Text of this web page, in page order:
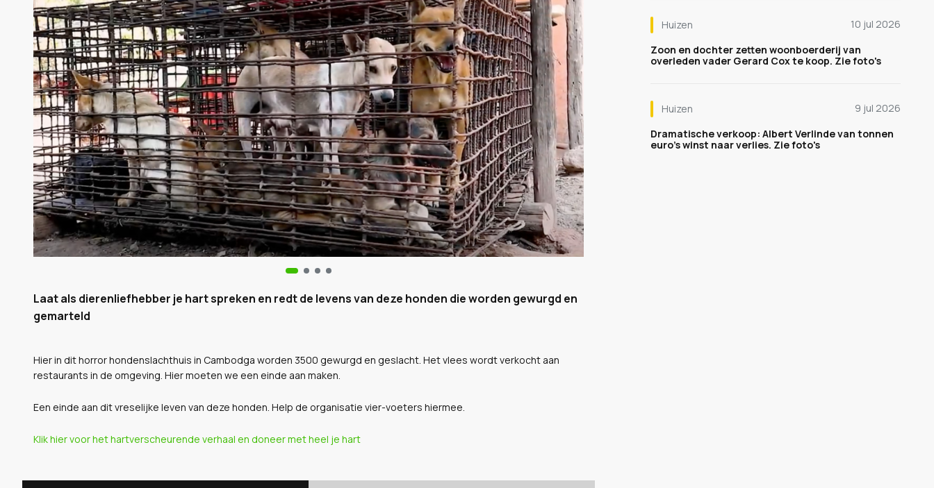
Laat als dierenliefhebber je hart spreken en redt de levens van deze honden die worden gewurgd en
gemarteld
Hier in dit horror hondenslachthuis in Cambodga worden 3500 gewurgd en geslacht. Het vlees wordt verkocht aan
restaurants in de omgeving. Hier moeten we een einde aan maken.
Een einde aan dit vreselijke leven van deze honden. Help de organisatie vier-voeters hiermee.
Klik hier voor het hartverscheurende verhaal en doneer met heel je hart
Huizen
10 jul 2026
Zoon en dochter zetten woonboerderij van
overleden vader Gerard Cox te koop. Zie foto's
Huizen
9 jul 2026
Dramatische verkoop: Albert Verlinde van tonnen
euro's winst naar verlies. Zie foto's